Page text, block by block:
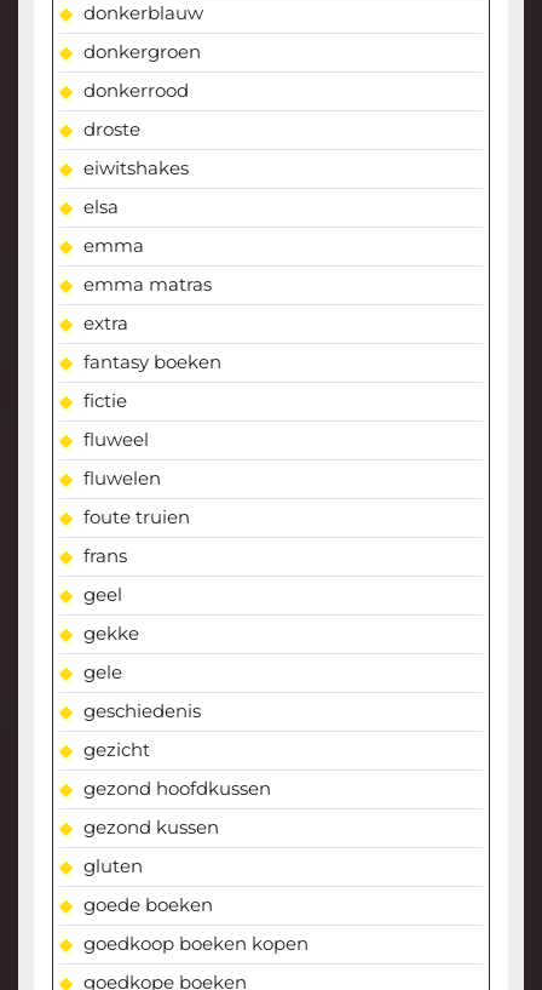
donkerblauw
donkergroen
donkerrood
droste
eiwitshakes
elsa
emma
emma matras
extra
fantasy boeken
fictie
fluweel
fluwelen
foute truien
frans
geel
gekke
gele
geschiedenis
gezicht
gezond hoofdkussen
gezond kussen
gluten
goede boeken
goedkoop boeken kopen
goedkope boeken